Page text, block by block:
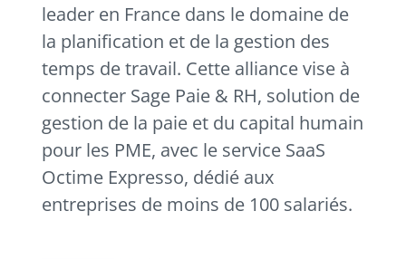
leader en France dans le domaine de
la planification et de la gestion des
temps de travail. Cette alliance vise à
connecter Sage Paie & RH, solution de
gestion de la paie et du capital humain
pour les PME, avec le service SaaS
Octime Expresso, dédié aux
entreprises de moins de 100 salariés.